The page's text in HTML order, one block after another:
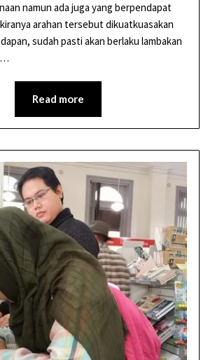
namun ada juga yang berpendapat
arahan tersebut dikuatkuasakan
sudah pasti akan berlaku lambakan
Read more